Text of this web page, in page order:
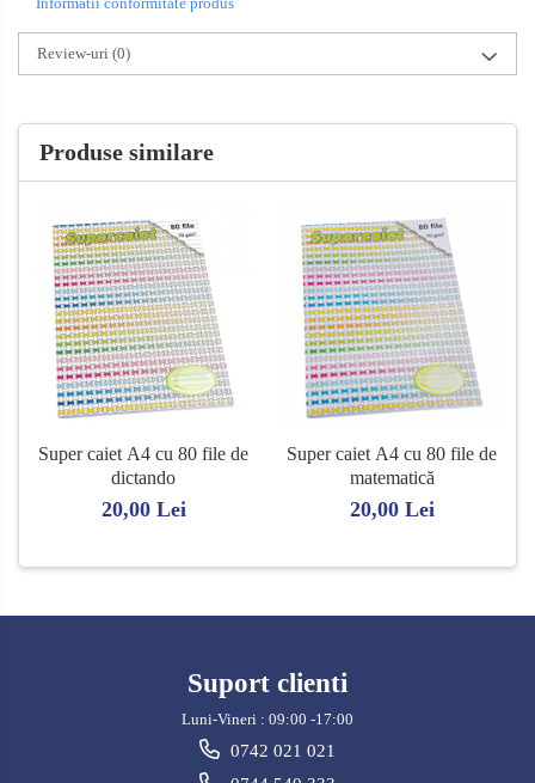
Review-uri (0)
Produse similare
Super caiet A4 cu 80 file de
dictando
20,00 Lei
Super caiet A4 cu 80 file de
matematică
20,00 Lei
Suport clienti
Luni-Vineri : 09:00 -17:00
0742 021 021